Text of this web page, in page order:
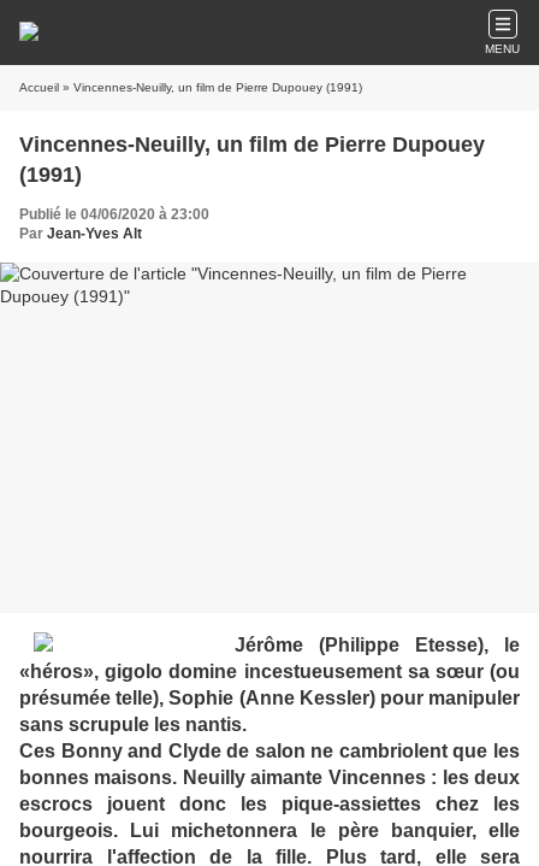
MENU
Accueil » Vincennes-Neuilly, un film de Pierre Dupouey (1991)
Vincennes-Neuilly, un film de Pierre Dupouey
(1991)
Publié le 04/06/2020 à 23:00
Par Jean-Yves Alt
Jérôme (Philippe Etesse), le
«héros», gigolo domine incestueusement sa sœur (ou
présumée telle), Sophie (Anne Kessler) pour manipuler
sans scrupule les nantis.
Ces Bonny and Clyde de salon ne cambriolent que les
bonnes maisons. Neuilly aimante Vincennes : les deux
escrocs jouent donc les pique-assiettes chez les
bourgeois. Lui michetonnera le père banquier, elle
nourrira l'affection de la fille. Plus tard, elle sera